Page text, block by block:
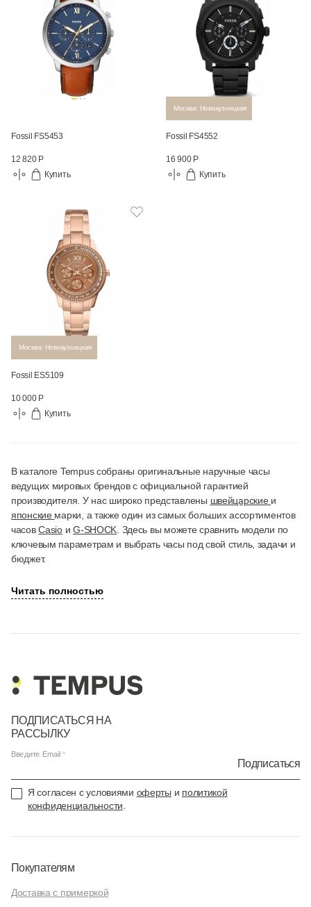
Fossil FS5453
12 820 Р
Купить
Москва: Новокузнецкая
Fossil FS4552
16 900 Р
Купить
Москва: Новокузнецкая
Fossil ES5109
10 000 Р
Купить
В каталоге Tempus собраны оригинальные наручные часы
ведущих мировых брендов с официальной гарантией
производителя. У нас широко представлены швейцарские и
японские марки, а также один из самых больших ассортиментов
часовCasioиG-SHOCK . Здесь вы можете сравнить модели по
ключевым параметрам и выбрать часы под свой стиль, задачи и
бюджет.
Читать полностью
ПОДПИСАТЬСЯ НА
РАССЫЛКУ
Введите Email
Подписаться
Я согласен с условиями оферты и политикой
конфиденциальности
Покупателям
Доставка с примеркой